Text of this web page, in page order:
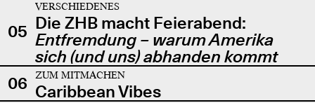
05
VERSCHIEDENES
Die ZHB macht Feierabend:
Entfremdung – warum Amerika
sich (und uns) abhanden kommt
06
ZUM MITMACHEN
Caribbean Vibes